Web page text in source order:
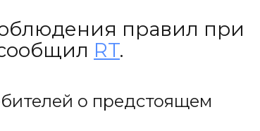
правил при
RT.
о предстоящем